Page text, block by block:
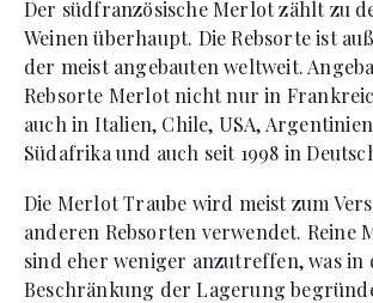
Der südfranzösische Merlot zählt zu
Weinen überhaupt. Die Rebsorte ist
der meist angebauten weltweit.
Rebsorte Merlot nicht nur in
auch in Italien, Chile, USA,
Südafrika und auch seit 1998 in
Die Merlot Traube wird meist zum
anderen Rebsorten verwendet. Reine
sind eher weniger anzutreffen, was in
Beschränkung der Lagerung